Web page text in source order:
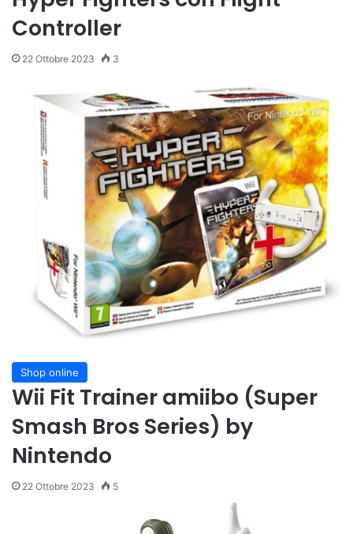
Controller
22 Ottobre 2023 3
Shop online
Wii Fit Trainer amiibo (Super
Smash Bros Series) by
Nintendo
22 Ottobre 2023 5